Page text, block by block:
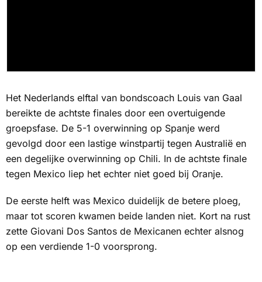
Het Nederlands elftal van bondscoach Louis van Gaal
bereikte de achtste finales door een overtuigende
groepsfase. De 5-1 overwinning op Spanje werd
gevolgd door een lastige winstpartij tegen Australië en
een degelijke overwinning op Chili. In de achtste finale
tegen Mexico liep het echter niet goed bij Oranje.
De eerste helft was Mexico duidelijk de betere ploeg,
maar tot scoren kwamen beide landen niet. Kort na rust
zette Giovani Dos Santos de Mexicanen echter alsnog
op een verdiende 1-0 voorsprong.